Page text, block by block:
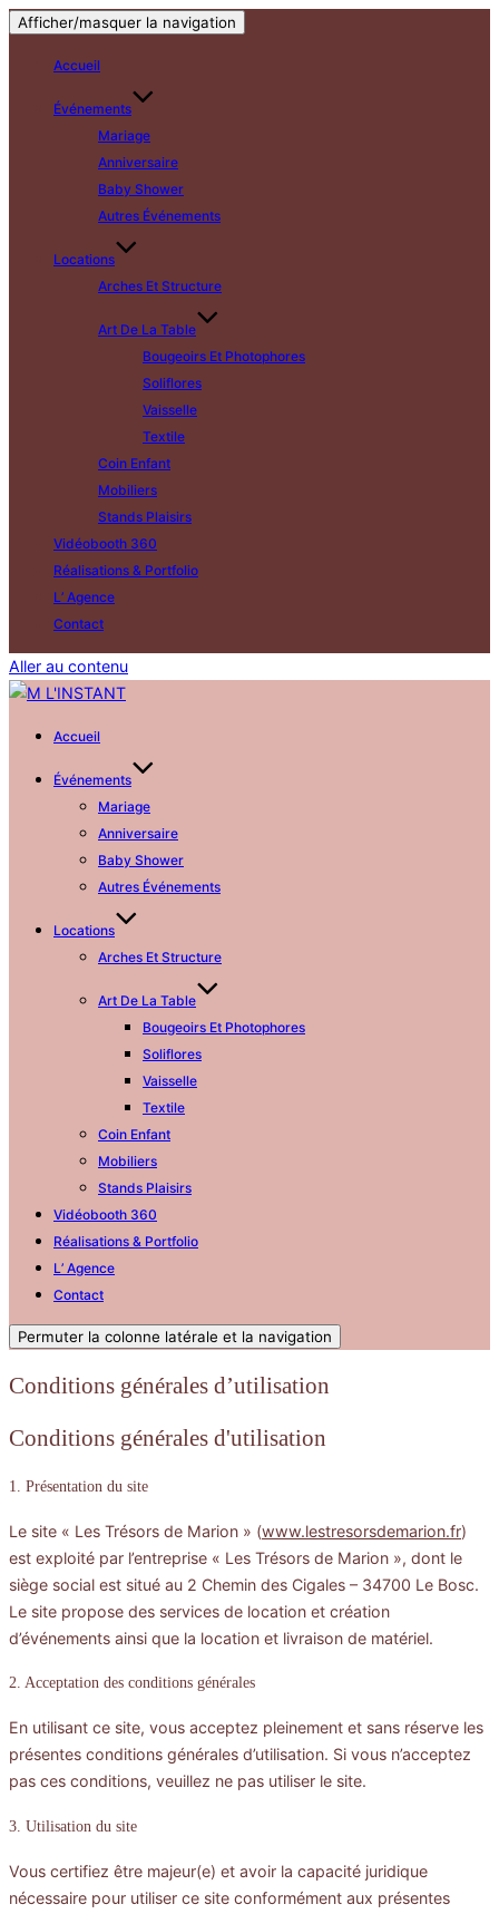
Afficher/masquer la navigation
Accueil
Événements
Mariage
Anniversaire
Baby Shower
Autres Événements
Locations
Arches Et Structure
Art De La Table
Bougeoirs Et Photophores
Soliflores
Vaisselle
Textile
Coin Enfant
Mobiliers
Stands Plaisirs
Vidéobooth 360
Réalisations & Portfolio
L’ Agence
Contact
Aller au contenu
Accueil
Événements
Mariage
Anniversaire
Baby Shower
Autres Événements
Locations
Arches Et Structure
Art De La Table
Bougeoirs Et Photophores
Soliflores
Vaisselle
Textile
Coin Enfant
Mobiliers
Stands Plaisirs
Vidéobooth 360
Réalisations & Portfolio
L’ Agence
Contact
Permuter la colonne latérale et la navigation
Conditions générales d’utilisation
Conditions générales d'utilisation
1. Présentation du site
Le site « Les Trésors de Marion » (www.lestresorsdemarion.fr)
est exploité par l’entreprise « Les Trésors de Marion », dont le
siège social est situé au 2 Chemin des Cigales – 34700 Le Bosc.
Le site propose des services de location et création
d’événements ainsi que la location et livraison de matériel.
2. Acceptation des conditions générales
En utilisant ce site, vous acceptez pleinement et sans réserve les
présentes conditions générales d’utilisation. Si vous n’acceptez
pas ces conditions, veuillez ne pas utiliser le site.
3. Utilisation du site
Vous certifiez être majeur(e) et avoir la capacité juridique
nécessaire pour utiliser ce site conformément aux présentes